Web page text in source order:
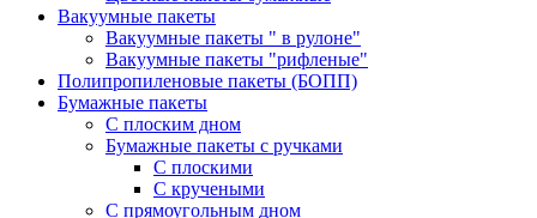
Вакуумные пакеты
Вакуумные пакеты " в рулоне"
Вакуумные пакеты "рифленые"
Полипропиленовые пакеты (БОПП)
Бумажные пакеты
С плоским дном
Бумажные пакеты с ручками
С плоскими
С кручеными
С прямоугольным дном